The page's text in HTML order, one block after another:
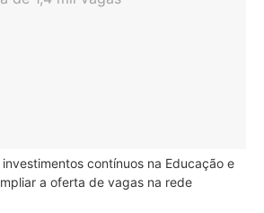
investimentos contínuos na Educação e
a oferta de vagas na rede